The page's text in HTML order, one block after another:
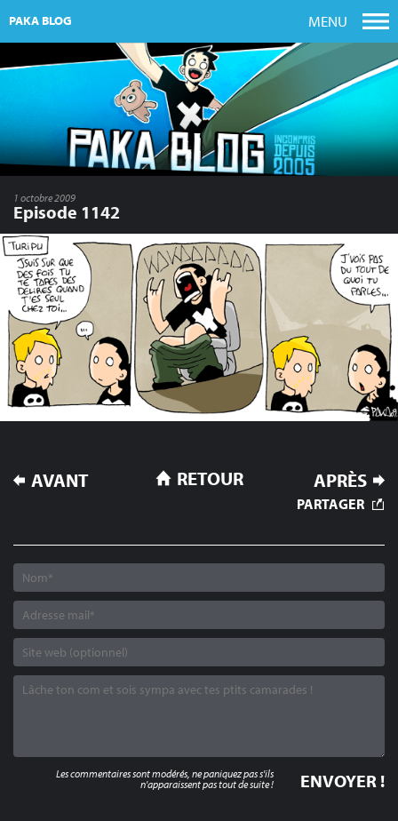
PAKA BLOG MENU
1 octobre 2009
Episode 1142
NAVIGATION
DE
AVANT APRÈS
RETOUR
PARTAGER
Les commentaires sont modérés, ne paniquez pas s'ils
n'apparaissent pas tout de suite !